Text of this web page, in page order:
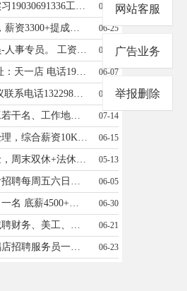
装修公司招设计师，可实习19030691336工作地点开元北路 07-21
诚招销售，年龄25-38岁，薪资3300+提成，周末双休，节假日休息，电话18330905950 06-25
本公司长期招聘客服人员-人事专员。 工资3000-4500 联系电话：18733952120 06-12
诚聘餐饮服务员多名 地址：天一店 电话19323615618 06-07
招:话务员2一3名工资面议联系电话13229865733。 06-13
招聘：长期工焊工，铆工若干名、工作地点襄都区，工资面议、二把刀勿扰、联系人武先生15903192888 07-14
全屋定制招聘销售区域经理，综合薪资10K+，底薪+提成上不封顶，地址金凯利商贸城二期 电话：15630990682 06-15
平安社区专员，六险一金，周末双休+法休，朝九晚六，大专，📞17603198403同微 05-13
家乐园悦尚店周卤王熟食招聘每周五六日临促，一天8小时一天100电话19543957122 06-05
售楼部招聘礼宾（保安）一名 底薪4500+五险+餐补+公休 联系电话：17659970009 06-30
河北首力科技有限公司诚聘财务、美工、机械设计、制图、内勤，待遇优厚详询15632990678侯 06-21
招聘，万民市场附近火锅店招聘服务员一名，工资待遇面议，电话17733979900 06-23
网站客服
广告业务
举报删除